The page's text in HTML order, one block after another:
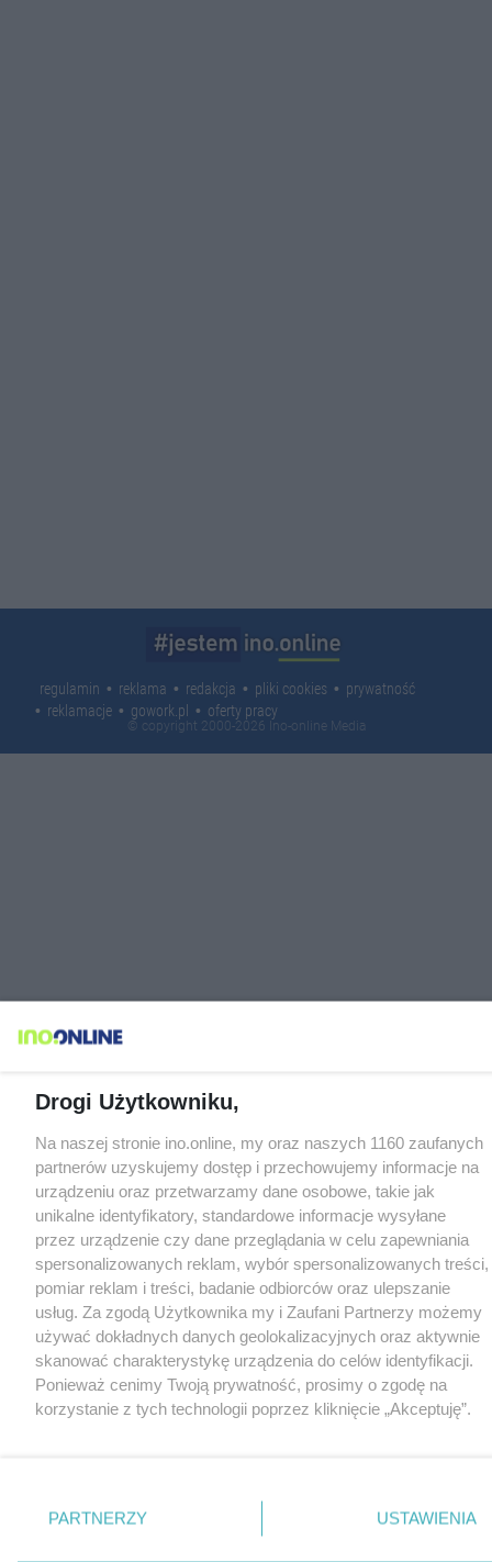
regulamin reklama redakcja pliki cookies
prywatność
reklamacje
gowork.pl oferty pracy
© copyright 2000-2026 Ino-online Media
Drogi Użytkowniku,
Na naszej stronie ino.online, my oraz naszych 1160 zaufanych
partnerów uzyskujemy dostęp i przechowujemy informacje na
urządzeniu oraz przetwarzamy dane osobowe, takie jak
unikalne identyfikatory, standardowe informacje wysyłane
przez urządzenie czy dane przeglądania w celu zapewniania
spersonalizowanych reklam, wybór spersonalizowanych treści,
pomiar reklam i treści, badanie odbiorców oraz ulepszanie
usług. Za zgodą Użytkownika my i Zaufani Partnerzy możemy
używać dokładnych danych geolokalizacyjnych oraz aktywnie
skanować charakterystykę urządzenia do celów identyfikacji.
Ponieważ cenimy Twoją prywatność, prosimy o zgodę na
korzystanie z tych technologii poprzez kliknięcie „Akceptuję”.
nie wymagają zgody użytkownika, ale masz prawo sprzeciwić
się takiemu przetwarzaniu. Preferencje będą miały
PARTNERZY USTAWIENIA